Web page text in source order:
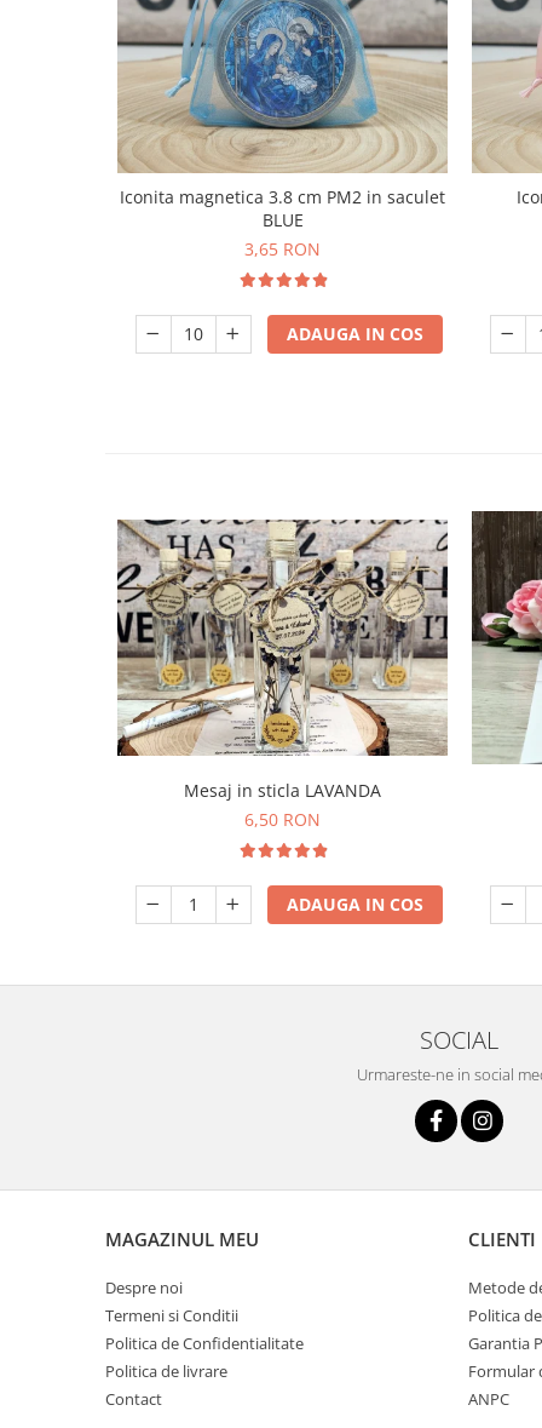
Iconita magnetica 3.8 cm PM2 in saculet
BLUE
3,65 RON
ADAUGA IN COS
Mesaj in sticla LAVANDA
6,50 RON
ADAUGA IN COS
SOCIAL
Urmareste-ne in social
MAGAZINUL MEU
Despre noi
Termeni si Conditii
Politica de Confidentialitate
Politica de livrare
Contact
CLIENTI
Metode
Politica
Garantia
Formular
ANPC